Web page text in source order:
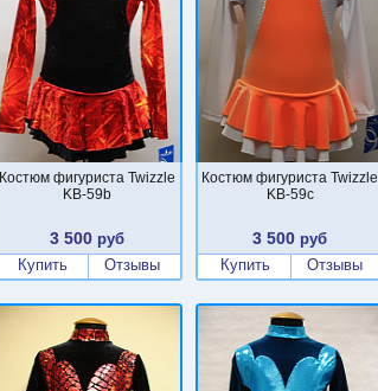
Костюм фигуриста Twizzle
KB-59b
3 500 руб
Купить
Отзывы
Костюм фигуриста Twizzle
KB-59c
3 500 руб
Купить
Отзывы